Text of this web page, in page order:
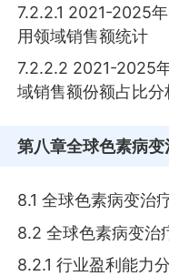
7.2.2.1 2021-2025
用领域销售额统计
7.2.2.2 2021-2025
域销售额份额占比分
第八章全球色素病
8.1 全球色素病变治
8.2 全球色素病变治
8.2.1 行业盈利能力